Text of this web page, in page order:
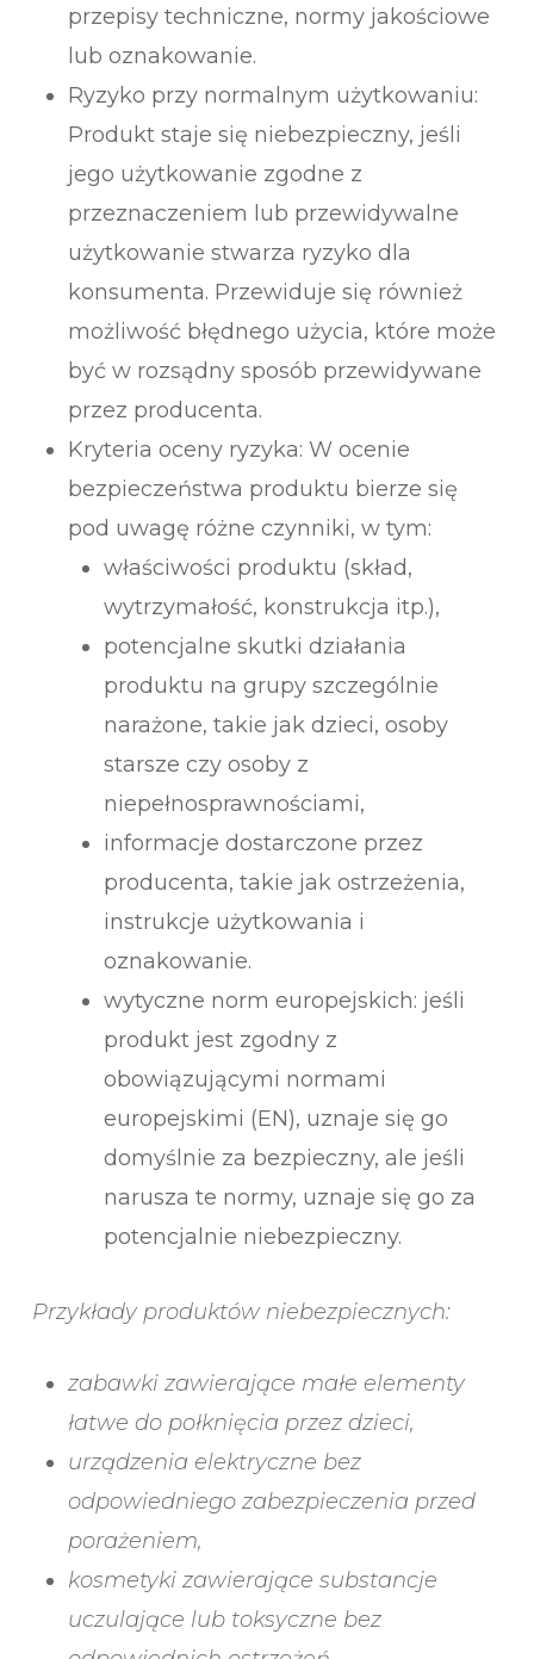
przepisy techniczne, normy jakościowe
lub oznakowanie.
Ryzyko przy normalnym użytkowaniu:
Produkt staje się niebezpieczny, jeśli
jego użytkowanie zgodne z
przeznaczeniem lub przewidywalne
użytkowanie stwarza ryzyko dla
konsumenta. Przewiduje się również
możliwość błędnego użycia, które może
być w rozsądny sposób przewidywane
przez producenta.
Kryteria oceny ryzyka: W ocenie
bezpieczeństwa produktu bierze się
pod uwagę różne czynniki, w tym:
właściwości produktu (skład,
wytrzymałość, konstrukcja itp.),
potencjalne skutki działania
produktu na grupy szczególnie
narażone, takie jak dzieci, osoby
starsze czy osoby z
niepełnosprawnościami,
informacje dostarczone przez
producenta, takie jak ostrzeżenia,
instrukcje użytkowania i
oznakowanie.
wytyczne norm europejskich: jeśli
produkt jest zgodny z
obowiązującymi normami
europejskimi (EN), uznaje się go
domyślnie za bezpieczny, ale jeśli
narusza te normy, uznaje się go za
potencjalnie niebezpieczny.
Przykłady produktów niebezpiecznych:
zabawki zawierające małe elementy
łatwe do połknięcia przez dzieci,
urządzenia elektryczne bez
odpowiedniego zabezpieczenia przed
porażeniem,
kosmetyki zawierające substancje
uczulające lub toksyczne bez